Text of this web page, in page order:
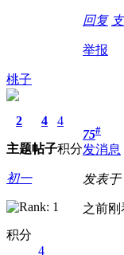
回复
举报
桃子
2
主题
4
帖子
4
积分
初一
积分
4
75#
发消息
发表于
之前